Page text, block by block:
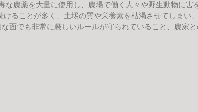
農薬を大量に使用し、農場で働く人々や野生動物に
ることが多く、土壌の質や栄養素を枯渇させてしまい
面でも非常に厳しいルールが守られていること、農家